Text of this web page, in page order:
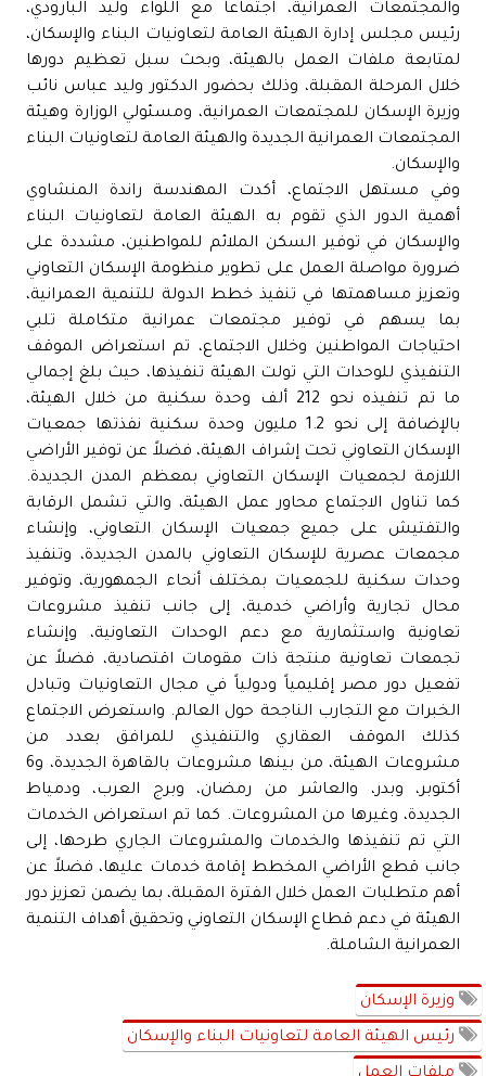
والمجتمعات العمرانية، اجتماعاً مع اللواء وليد البارودي،
رئيس مجلس إدارة الهيئة العامة لتعاونيات البناء والإسكان،
لمتابعة ملفات العمل بالهيئة، وبحث سبل تعظيم دورها
خلال المرحلة المقبلة، وذلك بحضور الدكتور وليد عباس نائب
وزيرة الإسكان للمجتمعات العمرانية، ومسئولي الوزارة وهيئة
المجتمعات العمرانية الجديدة والهيئة العامة لتعاونيات البناء
والإسكان.
وفي مستهل الاجتماع، أكدت المهندسة راندة المنشاوي
أهمية الدور الذي تقوم به الهيئة العامة لتعاونيات البناء
والإسكان في توفير السكن الملائم للمواطنين، مشددة على
ضرورة مواصلة العمل على تطوير منظومة الإسكان التعاوني
وتعزيز مساهمتها في تنفيذ خطط الدولة للتنمية العمرانية،
بما يسهم في توفير مجتمعات عمرانية متكاملة تلبي
احتياجات المواطنين وخلال الاجتماع، تم استعراض الموقف
التنفيذي للوحدات التي تولت الهيئة تنفيذها، حيث بلغ إجمالي
ما تم تنفيذه نحو 212 ألف وحدة سكنية من خلال الهيئة،
بالإضافة إلى نحو 1.2 مليون وحدة سكنية نفذتها جمعيات
الإسكان التعاوني تحت إشراف الهيئة، فضلاً عن توفير الأراضي
اللازمة لجمعيات الإسكان التعاوني بمعظم المدن الجديدة.
كما تناول الاجتماع محاور عمل الهيئة، والتي تشمل الرقابة
والتفتيش على جميع جمعيات الإسكان التعاوني، وإنشاء
مجمعات عصرية للإسكان التعاوني بالمدن الجديدة، وتنفيذ
وحدات سكنية للجمعيات بمختلف أنحاء الجمهورية، وتوفير
محال تجارية وأراضي خدمية، إلى جانب تنفيذ مشروعات
تعاونية واستثمارية مع دعم الوحدات التعاونية، وإنشاء
تجمعات تعاونية منتجة ذات مقومات اقتصادية، فضلاً عن
تفعيل دور مصر إقليمياً ودولياً في مجال التعاونيات وتبادل
الخبرات مع التجارب الناجحة حول العالم. واستعرض الاجتماع
كذلك الموقف العقاري والتنفيذي للمرافق بعدد من
مشروعات الهيئة، من بينها مشروعات بالقاهرة الجديدة، و6
أكتوبر، وبدر، والعاشر من رمضان، وبرج العرب، ودمياط
الجديدة، وغيرها من المشروعات. كما تم استعراض الخدمات
التي تم تنفيذها والخدمات والمشروعات الجاري طرحها، إلى
جانب قطع الأراضي المخطط إقامة خدمات عليها، فضلاً عن
أهم متطلبات العمل خلال الفترة المقبلة، بما يضمن تعزيز دور
الهيئة في دعم قطاع الإسكان التعاوني وتحقيق أهداف التنمية
العمرانية الشاملة.
وزيرة الإسكان
رئيس الهيئة العامة لتعاونيات البناء والإسكان